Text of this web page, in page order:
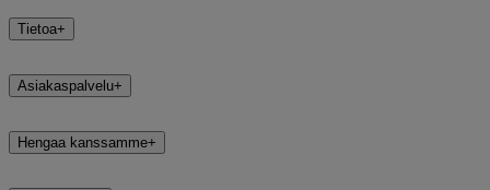
Tietoa+
Asiakaspalvelu+
Hengaa kanssamme+